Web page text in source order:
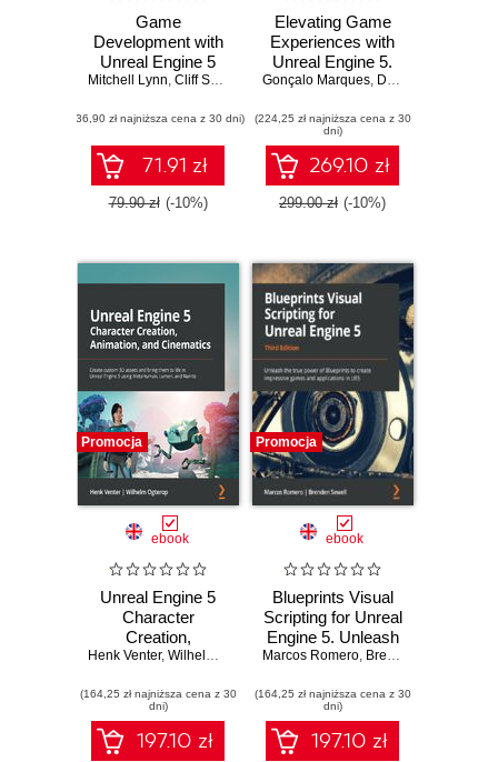
Game
Development with
Unreal Engine 5
Mitchell Lynn, Cliff Sharif
(36,90 zł najniższa cena z 30 dni)
71.91 zł
79.90 zł (-10%)
Elevating Game
Experiences with
Unreal Engine 5.
Bring your game
the new Unreal
Engine 5 and C++
- Second Edition
Gonçalo Marques, Devin Sherry
(224,25 zł najniższa cena z 30
dni)
269.10 zł
299.00 zł (-10%)
Promocja
ebook
Unreal Engine 5
Character
Creation,
Animation, and
custom 3D assets
and bring them to
life in Unreal
Engine 5 using
Henk Venter, Wilhelm Ogterop
(164,25 zł najniższa cena z 30
dni)
197.10 zł
Promocja
ebook
Blueprints Visual
Scripting for Unreal
Engine 5. Unleash
the true power of
impressive games
and applications in
UE5 - Third Edition
Marcos Romero, Brenden Sewell
(164,25 zł najniższa cena z 30
dni)
197.10 zł